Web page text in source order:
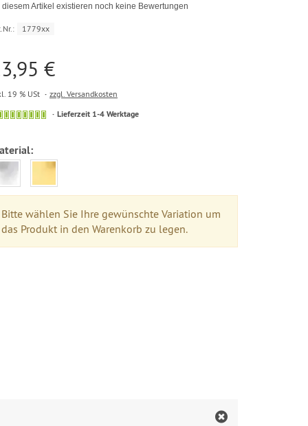
diesem Artikel existieren noch keine Bewertungen
1779xx
€
19 % USt zzgl. Versandkosten
Lieferzeit 1-4 Werktage
Bitte wählen Sie Ihre gewünschte Variation um
das Produkt in den Warenkorb zu legen.